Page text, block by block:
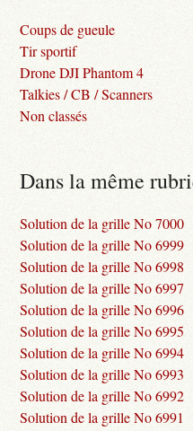
Coups de gueule
Tir sportif
Drone DJI Phantom 4
Talkies / CB / Scanners
Non classés
Dans la même
Solution de la grille No 7000
Solution de la grille No 6999
Solution de la grille No 6998
Solution de la grille No 6997
Solution de la grille No 6996
Solution de la grille No 6995
Solution de la grille No 6994
Solution de la grille No 6993
Solution de la grille No 6992
Solution de la grille No 6991